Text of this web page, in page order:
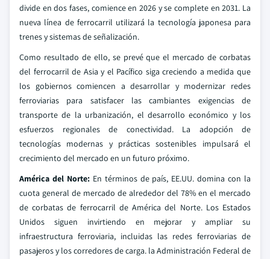
divide en dos fases, comience en 2026 y se complete en 2031. La
nueva línea de ferrocarril utilizará la tecnología japonesa para
trenes y sistemas de señalización.
Como resultado de ello, se prevé que el mercado de corbatas
del ferrocarril de Asia y el Pacífico siga creciendo a medida que
los gobiernos comiencen a desarrollar y modernizar redes
ferroviarias para satisfacer las cambiantes exigencias de
transporte de la urbanización, el desarrollo económico y los
esfuerzos regionales de conectividad. La adopción de
tecnologías modernas y prácticas sostenibles impulsará el
crecimiento del mercado en un futuro próximo.
América del Norte:En términos de país, EE.UU. domina con la
cuota general de mercado de alrededor del 78% en el mercado
de corbatas de ferrocarril de América del Norte. Los Estados
Unidos siguen invirtiendo en mejorar y ampliar su
infraestructura ferroviaria, incluidas las redes ferroviarias de
pasajeros y los corredores de carga. la Administración Federal de